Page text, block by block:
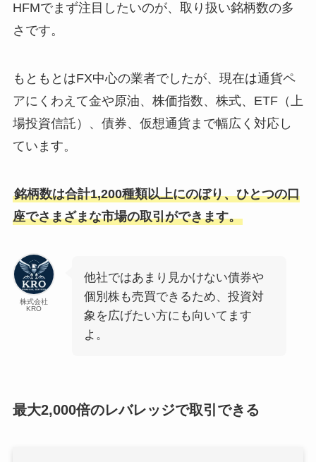
HFMでまず注目したいのが、取り扱い銘柄数の多
さです。
もともとはFX中心の業者でしたが、現在は通貨ペ
アにくわえて金や原油、株価指数、株式、ETF（上
場投資信託）、債券、仮想通貨まで幅広く対応し
ています。
銘柄数は合計1,200種類以上にのぼり、ひとつの口
座でさまざまな市場の取引ができます。
株式会社
KRO
他社ではあまり見かけない債券や
個別株も売買できるため、投資対
象を広げたい方にも向いてます
よ。
最大2,000倍のレバレッジで取引できる